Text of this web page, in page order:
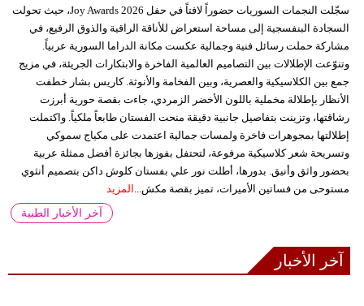
سجّلت النجمات السوريات حضوراً لافتاً في حفل Joy Awards 2026، حيث تحولت
السجادة البنفسجية إلى مساحة استعراض للأناقة الراقية والذوق الرفيع، في
مشاركة حملت رسائل فنية وجمالية عكست مكانة الدراما السورية عربياً.
وتنوّعت الإطلالات بين التصاميم العالمية الفاخرة والابتكارات الجريئة، في مزيج
جمع بين الكلاسيكية والعصرية، وبين الفخامة والأنوثة. كاريس بشار خطفت
الأنظار بإطلالة مخملية باللون الأخضر الزمردي، جاءت بقصة حورية أبرزت
رشاقتها، وتزينت بتفاصيل جانبية دقيقة منحت الفستان طابعاً ملكياً. واكتملت
إطلالتها بمجوهرات فاخرة ولمسات جمالية اعتمدت على مكياج سموكي
وتسريحة شعر كلاسيكية مرفوعة، لتحتفل بفوزها بجائزة أفضل ممثلة عربية
بحضور واثق وأنيق. بدورها، أطلت نور علي بفستان كلوش داكن بتصميم أنثوي
مستوحى من فساتين الأميرات، تميز بقصة مكش...
المزيد
آخر الأخبار الطبية
آخر الأخبار